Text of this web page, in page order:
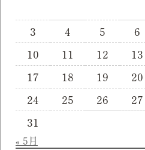
3
4 5 6
10
11 12 13
17
18 19 20
24
25 26 27
31
« 5月